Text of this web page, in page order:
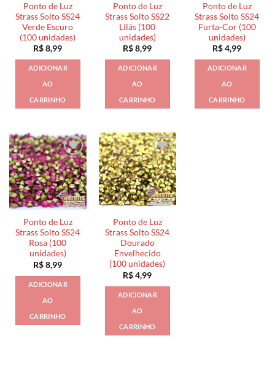
Ponto de Luz
Strass Solto SS24
Verde Escuro
(100 unidades)
R$8,99
ADICIONAR
AO
CARRINHO
Ponto de Luz
Strass Solto SS22
Lilás (100
unidades)
R$8,99
ADICIONAR
AO
CARRINHO
Ponto de Luz
Strass Solto SS24
Furta-Cor (100
unidades)
R$4,99
ADICIONAR
AO
CARRINHO
Ponto de Luz
Strass Solto SS24
Rosa (100
unidades)
R$8,99
ADICIONAR
AO
CARRINHO
Ponto de Luz
Strass Solto SS24
Dourado
Envelhecido
(100 unidades)
R$4,99
ADICIONAR
AO
CARRINHO